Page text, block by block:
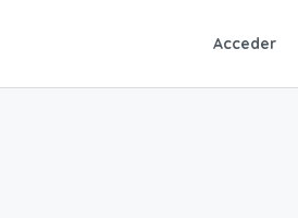
Acceder